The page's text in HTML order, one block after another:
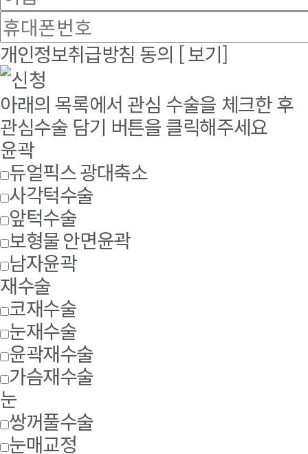
개인정보취급방침 동의 [ 보기]
아래의 목록에서 관심 수술을 체크한 후
관심수술 담기 버튼을 클릭해주세요
윤곽
듀얼픽스 광대축소
사각턱수술
앞턱수술
보형물 안면윤곽
남자윤곽
재수술
코재수술
눈재수술
윤곽재수술
가슴재수술
눈
쌍꺼풀수술
눈매교정